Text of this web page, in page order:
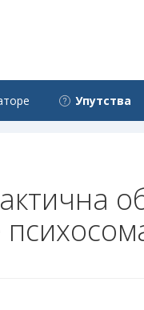
Упутства